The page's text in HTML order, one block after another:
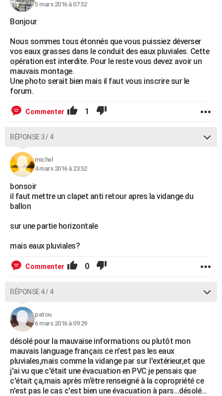
5 mars 2016 à 07:52
Bonjour
Nous sommes tous étonnés que vous puissiez déverser
vos eaux grasses dans le conduit des eaux pluviales. Cette
opération est interdite. Pour le reste vous devez avoir un
mauvais montage.
Une photo serait bien mais il faut vous inscrire sur le
forum.
Commenter 1
RÉPONSE 3 / 4
michel
4 mars 2016 à 23:52
bonsoir
il faut mettre un clapet anti retour apres la vidange du
ballon
sur une partie horizontale
mais eaux pluviales?
Commenter 0
RÉPONSE 4 / 4
patou
6 mars 2016 à 09:29
désolé pour la mauvaise informations ou plutôt mon
mauvais language français ce n'est pas les eaux
pluviales,mais comme la vidange par sur l'extérieur,et que
j'ai vu que c'était une évacuation en PVC je pensais que
c'était ça,mais après m’être renseigné à la copropriété ce
n'est pas le cas c'est bien une évacuation à pars...désolé...